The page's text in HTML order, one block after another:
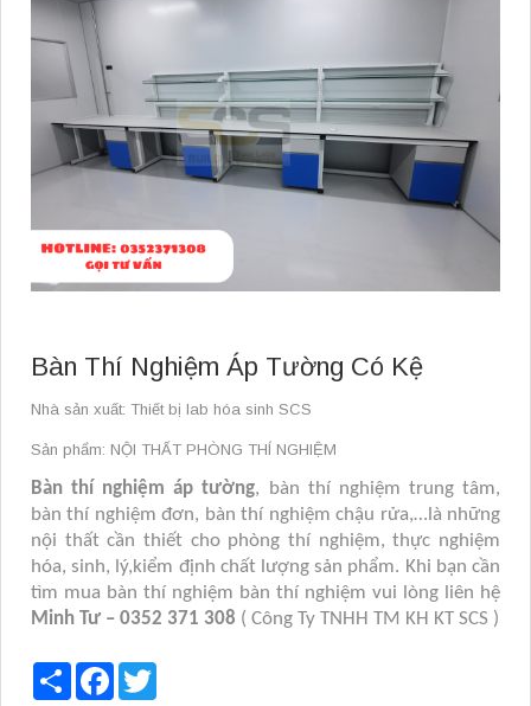
Bàn Thí Nghiệm Áp Tường Có Kệ
Nhà sản xuất: Thiết bị lab hóa sinh SCS
Sản phẩm: NỘI THẤT PHÒNG THÍ NGHIỆM
Bàn thí nghiệm áp tường, bàn thí nghiệm trung tâm,
bàn thí nghiệm đơn, bàn thí nghiệm chậu rửa,…là những
nội thất cần thiết cho phòng thí nghiệm, thực nghiệm
hóa, sinh, lý,kiểm định chất lượng sản phẩm. Khi bạn cần
tìm mua bàn thí nghiệm bàn thí nghiệm vui lòng liên hệ
Minh Tư – 0352 371 308 ( Công Ty TNHH TM KH KT SCS )
Share Facebook